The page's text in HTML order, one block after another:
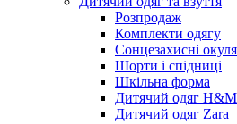
Розпродаж
Комплекти одягу
Сонцезахисні
Шорти і спідниці
Шкільна форма
Дитячий одяг H&M
Дитячий одяг Zara